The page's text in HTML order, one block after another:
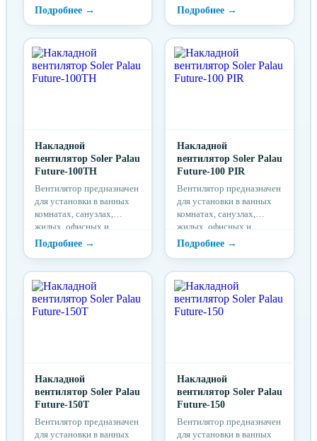
общественных
помещениях. На передней
общественных
помещениях. На передней
Накладной
вентилятор Soler Palau
Future-100TH
Вентилятор предназначен
для установки в ванных
комнатах, санузлах,
жилых, офисных и
общественных
помещениях. На передней
Накладной
вентилятор Soler Palau
Future-100 PIR
Вентилятор предназначен
для установки в ванных
комнатах, санузлах,
жилых, офисных и
общественных
помещениях. На передней
Накладной
вентилятор Soler Palau
Future-150T
Вентилятор предназначен
для установки в ванных
Накладной
вентилятор Soler Palau
Future-150
Вентилятор предназначен
для установки в ванных